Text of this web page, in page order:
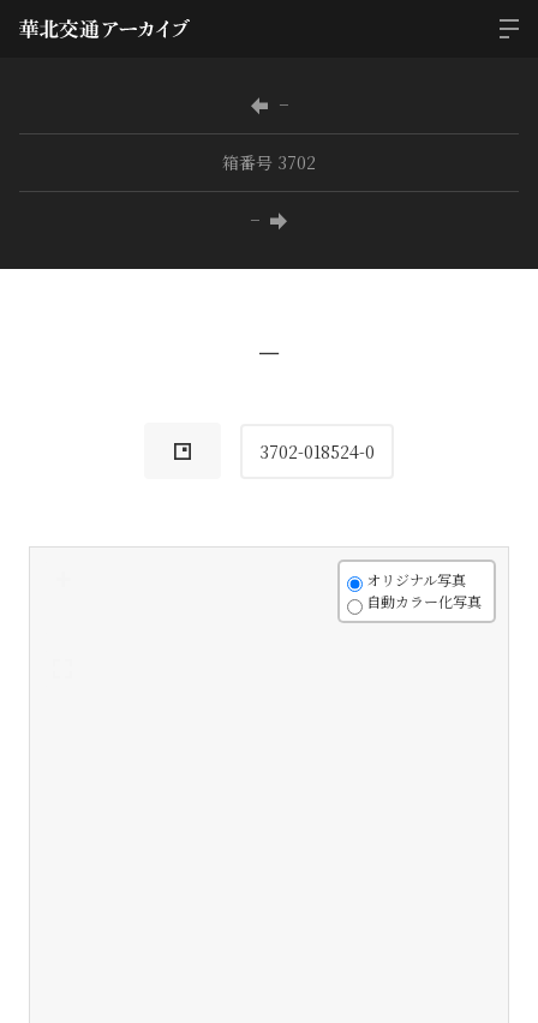
−
箱番号 3702
−
−
3702-018524-0
オリジナル写真
自動カラー化写真